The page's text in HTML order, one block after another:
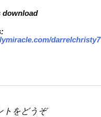
download
darrelchristy7
トをどうぞ